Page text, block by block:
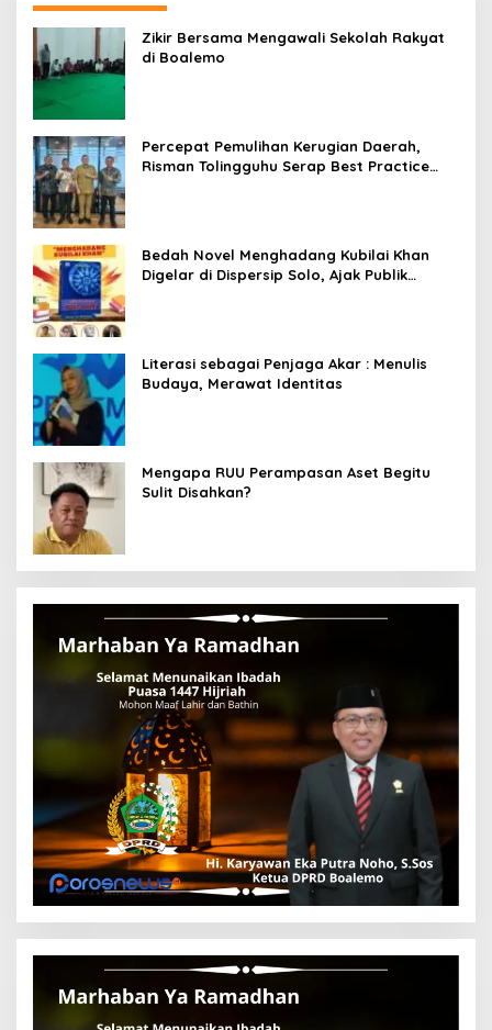
Zikir Bersama Mengawali Sekolah Rakyat
di Boalemo
Percepat Pemulihan Kerugian Daerah,
Risman Tolingguhu Serap Best Practice
Bedah Novel Menghadang Kubilai Khan
Digelar di Dispersip Solo, Ajak Publik
Literasi sebagai Penjaga Akar : Menulis
Budaya, Merawat Identitas
Mengapa RUU Perampasan Aset Begitu
Sulit Disahkan?